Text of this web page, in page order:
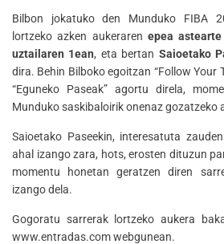
Bilbon jokatuko den Munduko FIBA
lortzeko azken aukeraren epea
uztailaren 1ean, eta bertan Saioetako
dira. Behin Bilboko egoitzan “Follow Your
“Eguneko Paseak” agortu direla,
Munduko saskibaloirik onenaz gozatzeko
Saioetako Paseekin, interesatuta
ahal izango zara, hots, erosten dituzun
momentu honetan geratzen diren
izango dela.
Gogoratu sarrerak lortzeko aukera
www.entradas.com webgunean.